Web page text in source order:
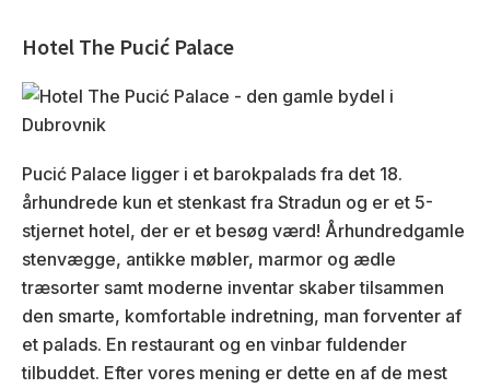
Hotel The Pucić Palace
Pucić Palace ligger i et barokpalads fra det 18.
århundrede kun et stenkast fra Stradun og er et 5-
stjernet hotel, der er et besøg værd! Århundredgamle
stenvægge, antikke møbler, marmor og ædle
træsorter samt moderne inventar skaber tilsammen
den smarte, komfortable indretning, man forventer af
et palads. En restaurant og en vinbar fuldender
tilbuddet. Efter vores mening er dette en af de mest